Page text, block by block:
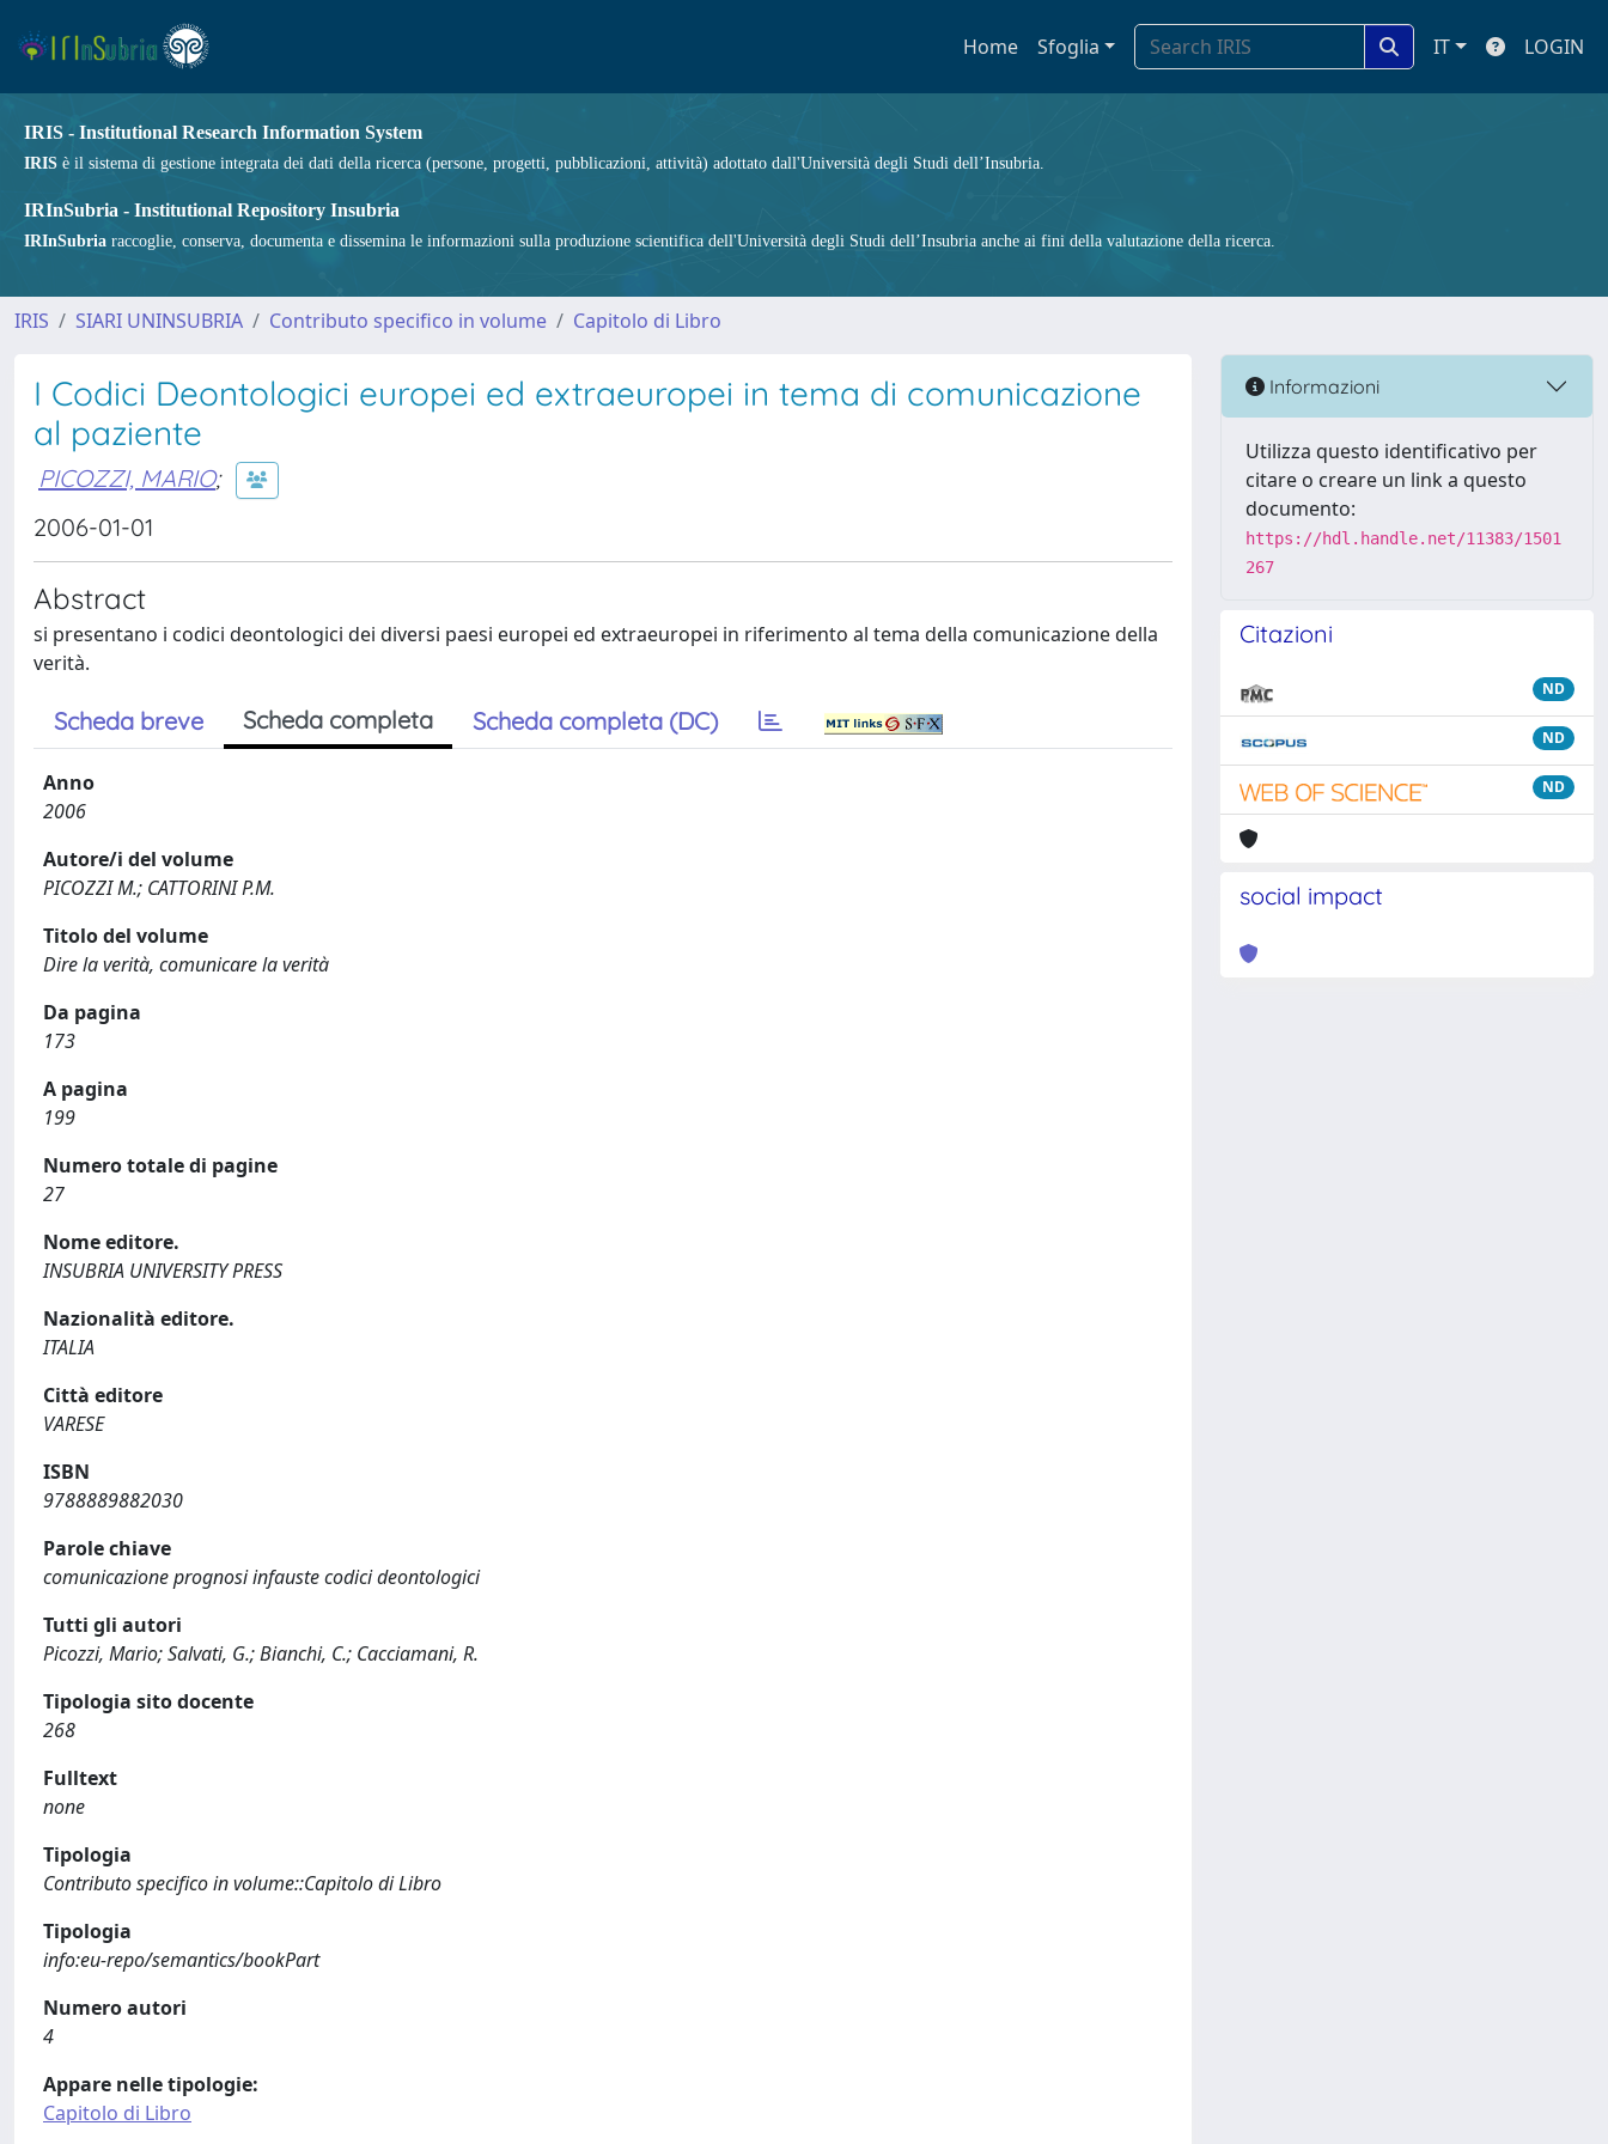
Home Sfoglia IT LOGIN
IRIS - Institutional Research Information System
IRIS è il sistema di gestione integrata dei dati della ricerca (persone, progetti, pubblicazioni, attività) adottato dall'Università degli Studi dell’Insubria.
IRInSubria - Institutional Repository Insubria
IRInSubria raccoglie, conserva, documenta e dissemina le informazioni sulla produzione scientifica dell'Università degli Studi dell’Insubria anche ai fini della valutazione della ricerca.
IRIS SIARI UNINSUBRIA Contributo specifico in volume Capitolo di Libro
I Codici Deontologici europei ed extraeuropei in tema di comunicazione
al paziente
PICOZZI, MARIO;
2006-01-01
Abstract
si presentano i codici deontologici dei diversi paesi europei ed extraeuropei in riferimento al tema della comunicazione della
verità.
Scheda breve Scheda completa Scheda completa (DC)
Anno
2006
Autore/i del volume
PICOZZI M.; CATTORINI P.M.
Titolo del volume
Dire la verità, comunicare la verità
Da pagina
173
A pagina
199
Numero totale di pagine
27
Nome editore.
INSUBRIA UNIVERSITY PRESS
Nazionalità editore.
ITALIA
Città editore
VARESE
ISBN
9788889882030
Parole chiave
comunicazione prognosi infauste codici deontologici
Tutti gli autori
Picozzi, Mario; Salvati, G.; Bianchi, C.; Cacciamani, R.
Tipologia sito docente
268
Fulltext
none
Tipologia
Contributo specifico in volume::Capitolo di Libro
Tipologia
info:eu-repo/semantics/bookPart
Numero autori
4
Appare nelle tipologie:
Capitolo di Libro
Informazioni
Utilizza questo identificativo per
citare o creare un link a questo
documento:
https://hdl.handle.net/11383/1501
267
Citazioni
ND
ND
ND
social impact